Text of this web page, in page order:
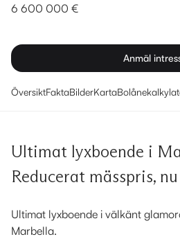
6 600 000 €
Anmäl
ÖversiktFaktaBilderKarta
Ultimat lyxboende i
Reducerat mässpris,
Ultimat lyxboende i välkänt
Marbella.